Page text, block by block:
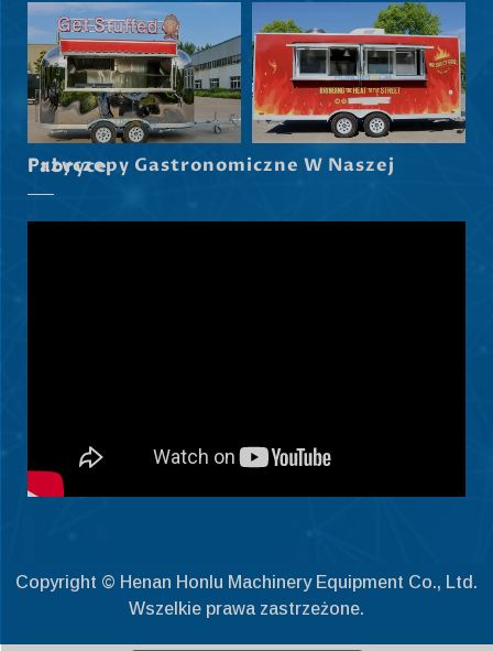
Przyczepy Gastronomiczne W Naszej Fabryce
Copyright © Henan Honlu Machinery Equipment Co., Ltd.
Wszelkie prawa zastrzeżone.
Nederlands
Shqip
Maori
Български
Nederlands (België)
हिन्दी
Norsk bokmål